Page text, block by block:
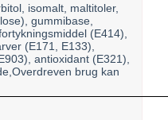
isomalt, maltitoler,
gummibase,
(E414),
(E171, E133),
antioxidant (E321),
brug kan